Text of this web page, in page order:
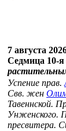
7 августа
Седмица 10-
Успение прав.
Свв. жен
Тавеннской.
Унженского.
пресвитера.